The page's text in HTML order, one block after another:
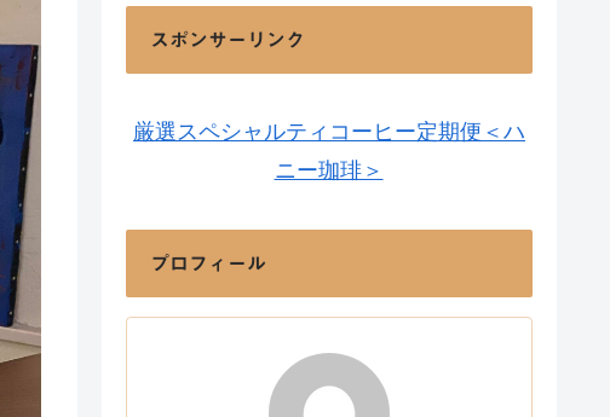
スポンサーリンク
厳選スペシャルティコーヒー定期便＜ハ
ニー珈琲＞
プロフィール